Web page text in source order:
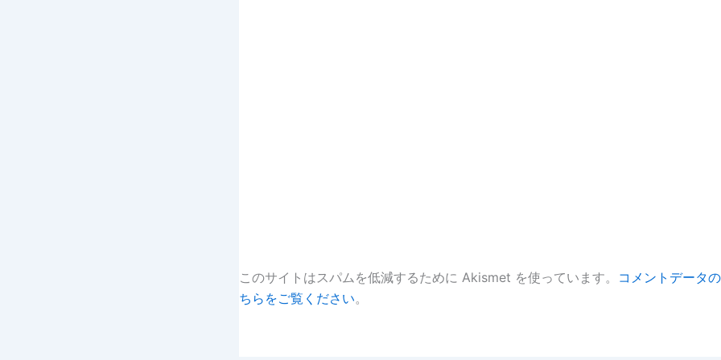
このサイトはスパムを低減するために Akismet を使っています。 コメントデータ
ちらをご覧ください。